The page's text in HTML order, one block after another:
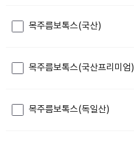
목주름보톡스(국산)
목주름보톡스(국산프리미엄)
목주름보톡스(독일산)